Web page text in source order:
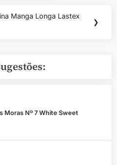
Manga Longa Lastex
❯
Moras Nº 7 White Sweet